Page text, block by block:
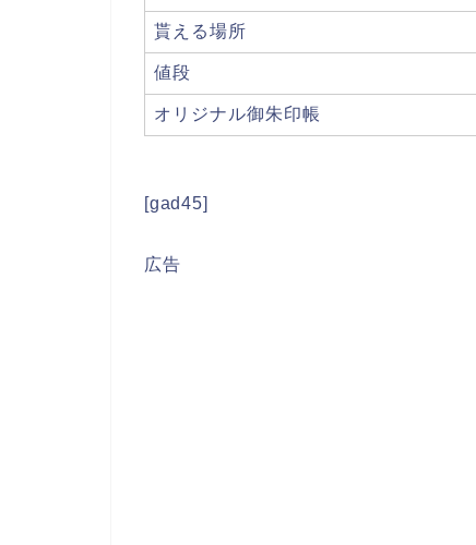
貰える場所
値段
オリジナル御朱印帳
[gad45]
広告